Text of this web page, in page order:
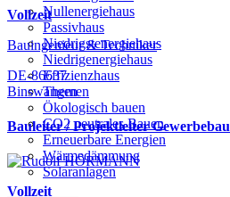
Nullenergiehaus
Passivhaus
Niedrigstenergiehaus
Niedrigenergiehaus
Effizienzhaus
Themen
Ökologisch bauen
CO2 neutrales Bauen
Erneuerbare Energien
Wärmedämmung
Solaranlagen
Vollzeit
Bauingenieur & Techniker
DE-86637
Binswangen
Bauleiter / Projektleiter Gewerbebau
Vollzeit